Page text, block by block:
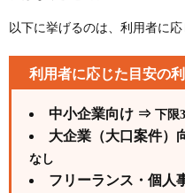
以下に挙げるのは、利用者に
利用者に応じた目安の
中小企業向け ⇒ 下限
大企業（大口案件）
なし
フリーランス・個人